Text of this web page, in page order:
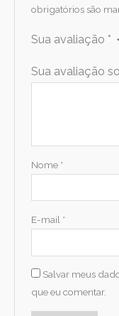
obrigatórios são
Sua avaliação *
Sua avaliação
Nome *
E-mail *
Salvar meus
que eu comentar.